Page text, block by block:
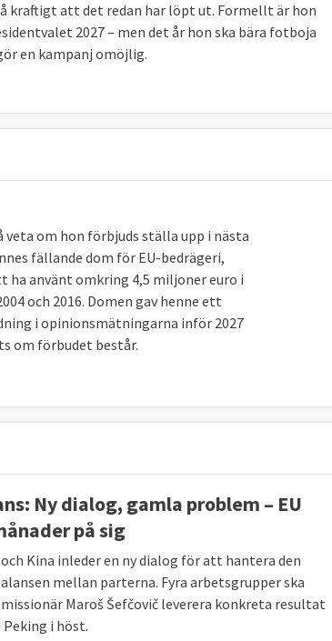
kraftigt att det redan har löpt ut. Formellt är hon
2027 – men det år hon ska bära fotboja
en kampanj omöjlig.
om hon förbjuds ställa upp i nästa
fällande dom för EU-bedrägeri,
ha använt omkring 4,5 miljoner euro i
och 2016. Domen gav henne ett
i opinionsmätningarna inför 2027
om förbudet består.
Ny dialog, gamla problem – EU
på sig
Kina inleder en ny dialog för att hantera den
mellan parterna. Fyra arbetsgrupper ska
Maroš Šefčovič leverera konkreta resultat
i höst.